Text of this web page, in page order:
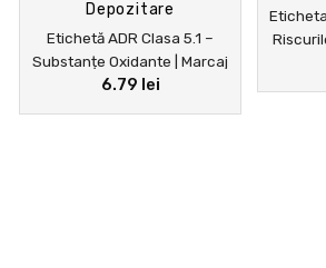
Etichetă ADR Clasa 5.1 –
Substanțe Oxidante | Marcaj
Transport și Depozitare
6.79 lei